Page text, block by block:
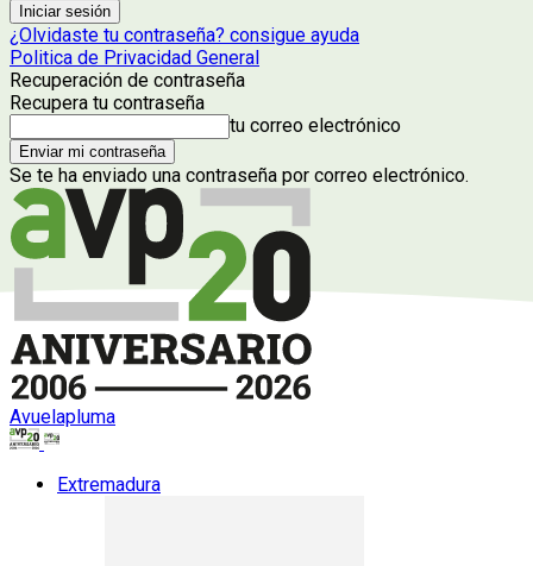
¿Olvidaste tu contraseña? consigue ayuda
Politica de Privacidad General
Recuperación de contraseña
Recupera tu contraseña
tu correo electrónico
Se te ha enviado una contraseña por correo electrónico.
Avuelapluma
Extremadura